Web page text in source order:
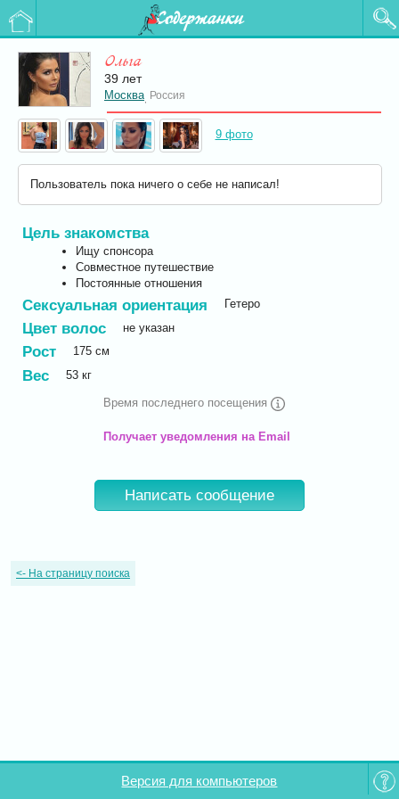
Содержанки
Ольга
39 лет
Москва Россия
9 фото
Пользователь пока ничего о себе не написал!
Цель знакомства
Ищу спонсора
Совместное путешествие
Постоянные отношения
Сексуальная ориентация Гетеро
Цвет волос не указан
Рост 175 см
Вес 53 кг
Время последнего посещения
Получает уведомления на Email
Написать сообщение
<- На страницу поиска
Версия для компьютеров